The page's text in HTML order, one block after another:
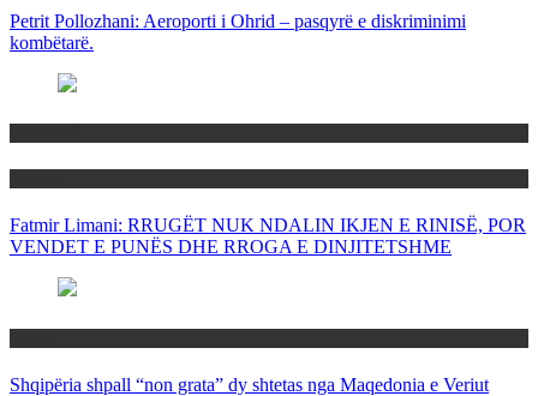
Petrit Pollozhani: Aeroporti i Ohrid – pasqyrë e diskriminimi
kombëtarë.
Fatmir Limani: RRUGËT NUK NDALIN IKJEN E RINISË, POR
VENDET E PUNËS DHE RROGA E DINJITETSHME
Shqipëria shpall “non grata” dy shtetas nga Maqedonia e Veriut